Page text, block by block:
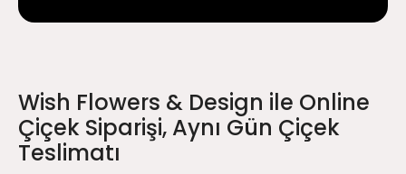
Wish Flowers & Design ile Online
Çiçek Siparişi, Aynı Gün Çiçek
Teslimatı